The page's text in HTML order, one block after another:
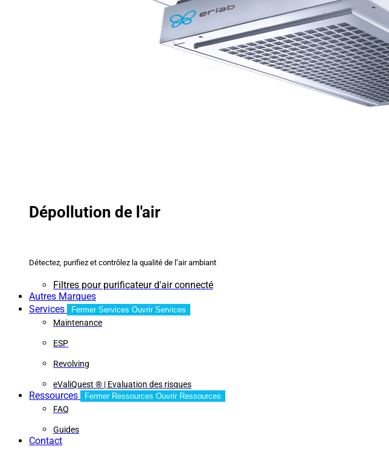
Dépollution de l'air
Détectez, purifiez et contrôlez la qualité de l’air ambiant
Filtres pour purificateur d'air connecté
Autres Marques
Services
Fermer Services Ouvrir Services
Maintenance
ESP
Revolving
eValiQuest ® | Evaluation des risques
Ressources Fermer Ressources Ouvrir Ressources
FAQ
Guides
Contact